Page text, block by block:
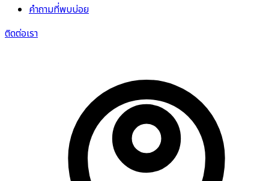
คำถามที่พบบ่อย
ติดต่อเรา